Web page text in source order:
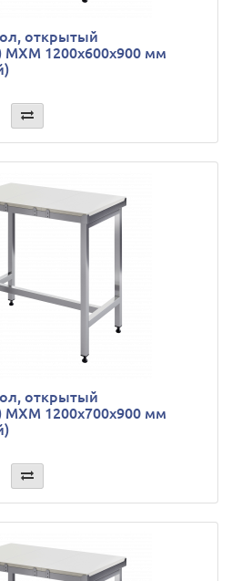
открытый
МХМ 1200х600х900 мм
открытый
МХМ 1200х700х900 мм